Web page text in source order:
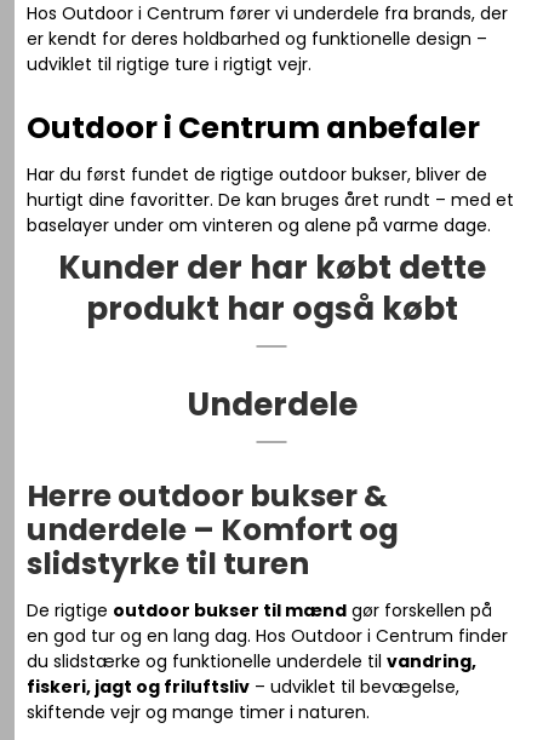
Hos Outdoor i Centrum fører vi underdele fra brands, der
er kendt for deres holdbarhed og funktionelle design –
udviklet til rigtige ture i rigtigt vejr.
Outdoor i Centrum anbefaler
Har du først fundet de rigtige outdoor bukser, bliver de
hurtigt dine favoritter. De kan bruges året rundt – med et
baselayer under om vinteren og alene på varme dage.
Kunder der har købt dette
produkt har også købt
Underdele
Herre outdoor bukser &
underdele – Komfort og
slidstyrke til turen
De rigtige outdoor bukser til mænd gør forskellen på
en god tur og en lang dag. Hos Outdoor i Centrum finder
du slidstærke og funktionelle underdele tilvandring,
fiskeri, jagt og friluftsliv – udviklet til bevægelse,
skiftende vejr og mange timer i naturen.